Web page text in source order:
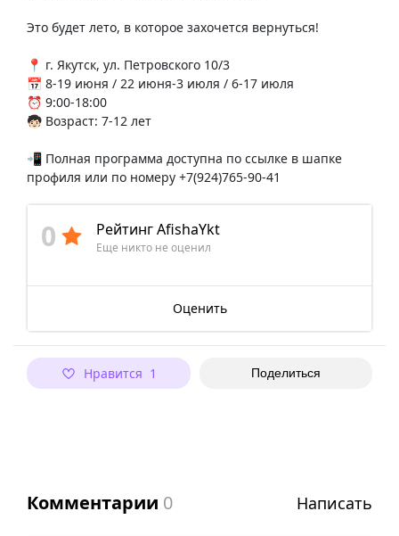
Это будет лето, в которое захочется вернуться!
📍 г. Якутск, ул. Петровского 10/3
📅 8-19 июня / 22 июня-3 июля / 6-17 июля
⏰ 9:00-18:00
🧒🏻 Возраст: 7-12 лет
📲 Полная программа доступна по ссылке в шапке
профиля или по номеру +7(924)765-90-41
0 Рейтинг AfishaYkt
Еще никто не оценил
Оценить
Нравится 1 Поделиться
Комментарии 0 Написать